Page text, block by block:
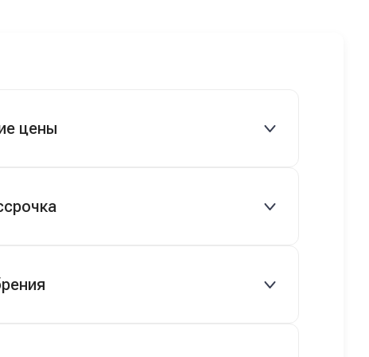
немного переплатить за новую, зато
цены